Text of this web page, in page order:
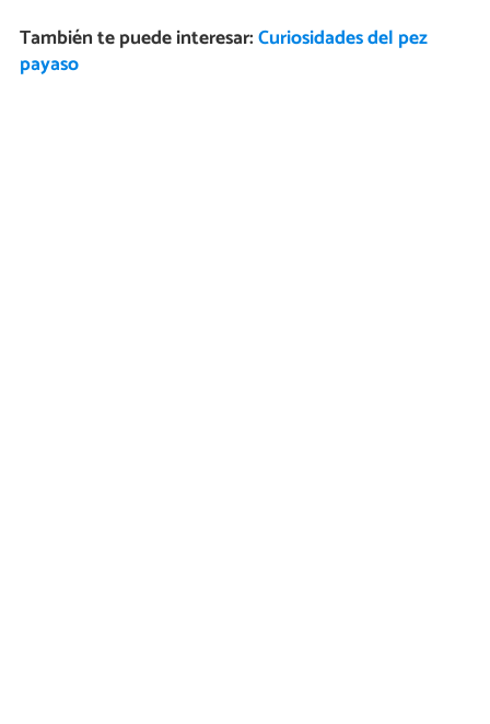
También te puede interesar:Curiosidades del pez
payaso